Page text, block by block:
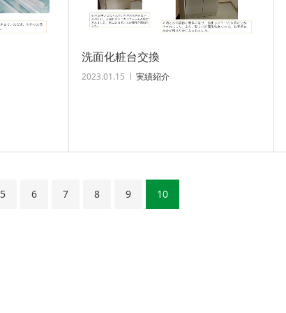
洗面化粧台交換
2023.01.15 実績紹介
5 6 7 8 9 10